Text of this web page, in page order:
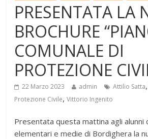
PRESENTATA LA
BROCHURE
COMUNALE DI
PROTEZIONE
22 Marzo 2023 admin Attilio Satta,
Protezione Civile,Vittorio Ingenito
Presentata questa mattina agli alunni
elementari e medie di Bordighera la